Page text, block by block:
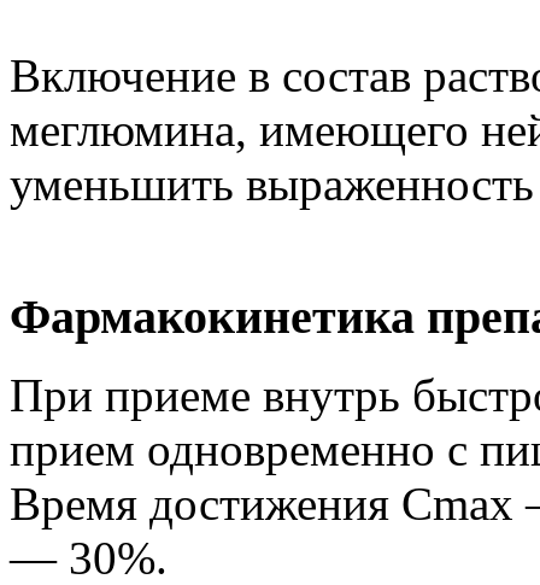
Включение в состав
меглюмина, имеющего
уменьшить
Фармакокинетика
При приеме внутрь
прием одновременно с
Время достижения
— 30%.